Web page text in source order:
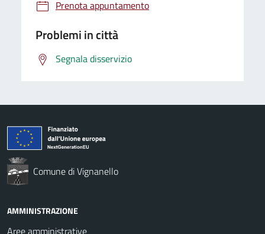
Prenota appuntamento
Problemi in città
Segnala disservizio
Comune di Vignanello
AMMINISTRAZIONE
Aree amministrative